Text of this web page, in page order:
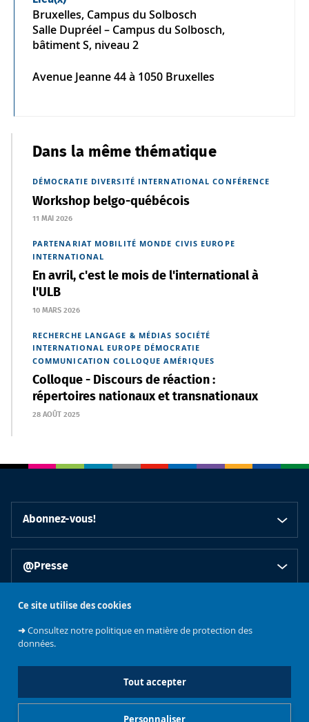
Ce site utilise des cookies
➜Consultez notre politique en matière de protection des
données.
Tout accepter
Personnaliser
Bruxelles, Campus du Solbosch
Salle Dupréel – Campus du Solbosch,
bâtiment S, niveau 2
Avenue Jeanne 44 à 1050 Bruxelles
Dans la même thématique
DÉMOCRATIE DIVERSITÉ INTERNATIONAL CONFÉRENCE
Workshop belgo-québécois
11 MAI 2026
PARTENARIAT MOBILITÉ MONDE CIVIS EUROPE
INTERNATIONAL
En avril, c'est le mois de l'international à
l'ULB
10 MARS 2026
RECHERCHE LANGAGE & MÉDIAS SOCIÉTÉ
INTERNATIONAL EUROPE DÉMOCRATIE
COMMUNICATION COLLOQUE AMÉRIQUES
Colloque - Discours de réaction :
répertoires nationaux et transnationaux
28 AOÛT 2025
Abonnez-vous!
@Presse
Accès rapides
Réseaux sociaux